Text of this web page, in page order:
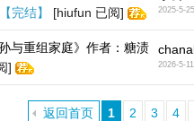
完结】
[hiufun 已阅] 2025-5-25
与重组家庭》作者：糖渍
] 2026-5-11
1 2 3 4
返回首页